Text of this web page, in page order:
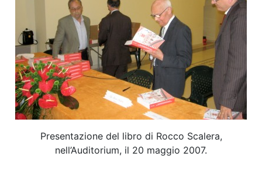
Presentazione del libro di Rocco Scalera,
nell’Auditorium, il 20 maggio 2007.